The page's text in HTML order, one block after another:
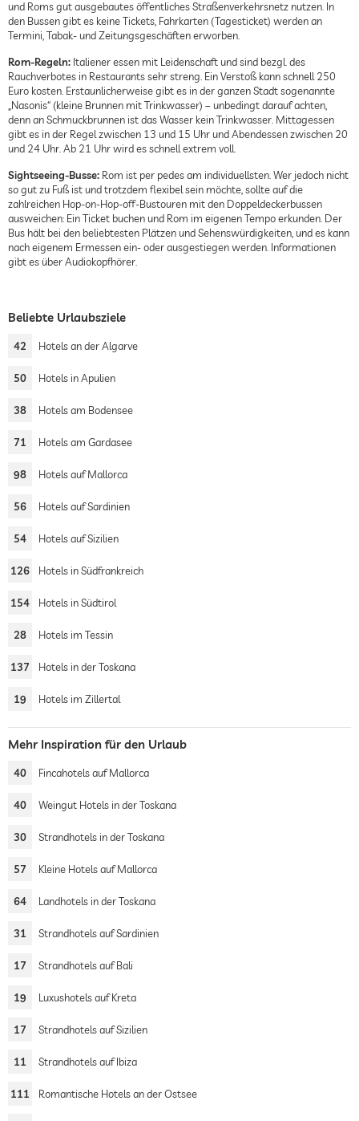
und Roms gut ausgebautes öffentliches Straßenverkehrsnetz nutzen. In
den Bussen gibt es keine Tickets, Fahrkarten (Tagesticket) werden an
Termini, Tabak- und Zeitungsgeschäften erworben.
Rom-Regeln: Italiener essen mit Leidenschaft und sind bezgl. des
Rauchverbotes in Restaurants sehr streng. Ein Verstoß kann schnell 250
Euro kosten. Erstaunlicherweise gibt es in der ganzen Stadt sogenannte
„Nasonis“ (kleine Brunnen mit Trinkwasser) – unbedingt darauf achten,
denn an Schmuckbrunnen ist das Wasser kein Trinkwasser. Mittagessen
gibt es in der Regel zwischen 13 und 15 Uhr und Abendessen zwischen 20
und 24 Uhr. Ab 21 Uhr wird es schnell extrem voll.
Sightseeing-Busse: Rom ist per pedes am individuellsten. Wer jedoch nicht
so gut zu Fuß ist und trotzdem flexibel sein möchte, sollte auf die
zahlreichen Hop-on-Hop-off-Bustouren mit den Doppeldeckerbussen
ausweichen: Ein Ticket buchen und Rom im eigenen Tempo erkunden. Der
Bus hält bei den beliebtesten Plätzen und Sehenswürdigkeiten, und es kann
nach eigenem Ermessen ein- oder ausgestiegen werden. Informationen
gibt es über Audiokopfhörer.
Beliebte Urlaubsziele
42 Hotels an der Algarve
50 Hotels in Apulien
38 Hotels am Bodensee
71 Hotels am Gardasee
98 Hotels auf Mallorca
56 Hotels auf Sardinien
54 Hotels auf Sizilien
126 Hotels in Südfrankreich
154 Hotels in Südtirol
28 Hotels im Tessin
137 Hotels in der Toskana
19 Hotels im Zillertal
Mehr Inspiration für den Urlaub
40 Fincahotels auf Mallorca
40 Weingut Hotels in der Toskana
30 Strandhotels in der Toskana
57 Kleine Hotels auf Mallorca
64 Landhotels in der Toskana
31 Strandhotels auf Sardinien
17 Strandhotels auf Bali
19 Luxushotels auf Kreta
17 Strandhotels auf Sizilien
11 Strandhotels auf Ibiza
111 Romantische Hotels an der Ostsee